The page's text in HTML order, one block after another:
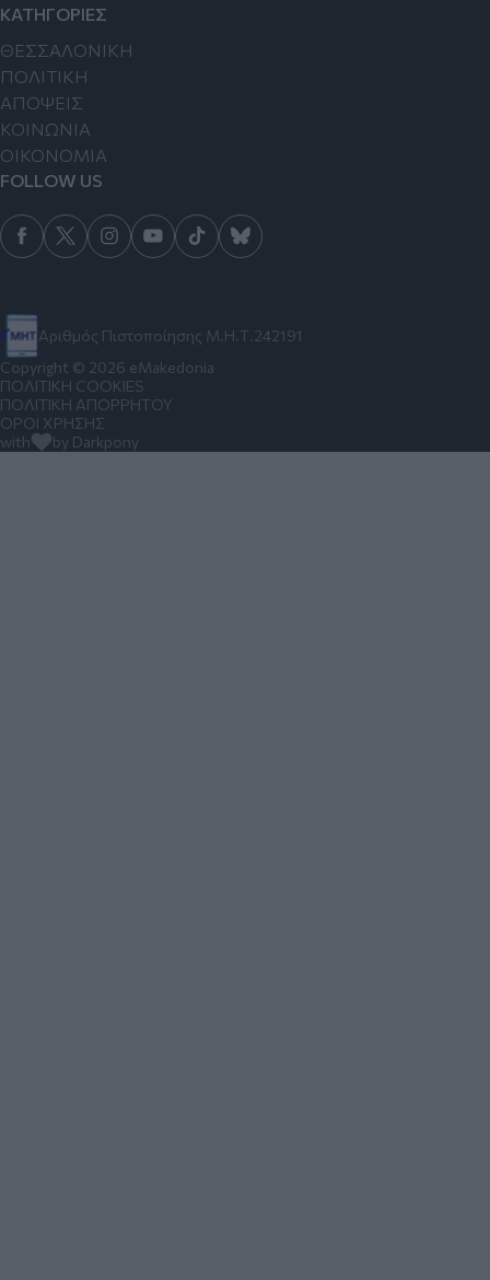
Αριθμός Πιστοποίησης Μ.Η.Τ.242191
ΚΑΤΗΓΟΡΙΕΣ
ΘΕΣΣΑΛΟΝΙΚΗ
ΠΟΛΙΤΙΚΗ
ΑΠΟΨΕΙΣ
ΚΟΙΝΩΝΙΑ
ΟΙΚΟΝΟΜΙΑ
FOLLOW US
Copyright © 2026 eMakedonia
ΠΟΛΙΤΙΚΗ COOKIES
ΠΟΛΙΤΙΚΗ ΑΠΟΡΡΗΤΟΥ
ΟΡΟΙ ΧΡΗΣΗΣ
with
by Darkpony